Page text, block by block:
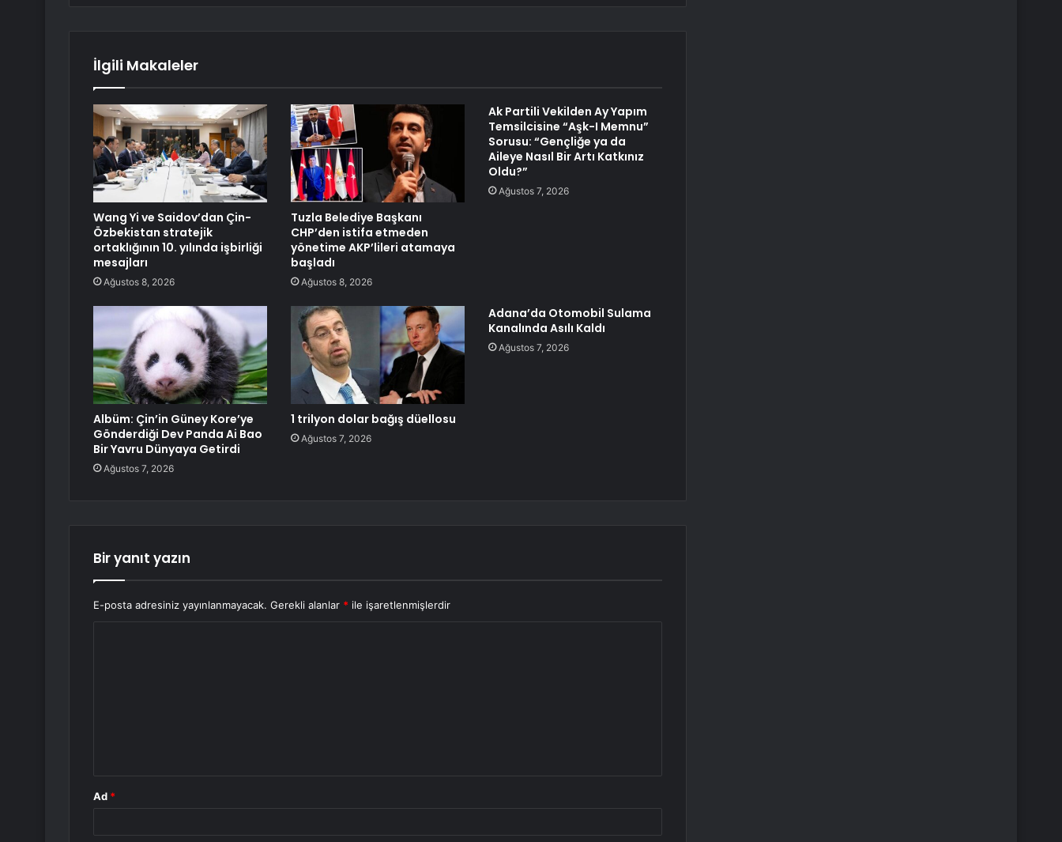
İlgili Makaleler
Wang Yi ve Saidov’dan Çin-
Özbekistan stratejik
ortaklığının 10. yılında işbirliği
mesajları
Ağustos 8, 2026
Tuzla Belediye Başkanı
CHP’den istifa etmeden
yönetime AKP’lileri atamaya
başladı
Ağustos 8, 2026
Ak Partili Vekilden Ay Yapım
Temsilcisine “Aşk-I Memnu”
Sorusu: “Gençliğe ya da
Aileye Nasıl Bir Artı Katkınız
Oldu?”
Ağustos 7, 2026
Albüm: Çin’in Güney Kore’ye
Gönderdiği Dev Panda Ai Bao
Bir Yavru Dünyaya Getirdi
Ağustos 7, 2026
1 trilyon dolar bağış düellosu
Ağustos 7, 2026
Adana’da Otomobil Sulama
Kanalında Asılı Kaldı
Ağustos 7, 2026
Bir yanıt yazın
E-posta adresiniz yayınlanmayacak. Gerekli alanlar * ile işaretlenmişlerdir
Ad *